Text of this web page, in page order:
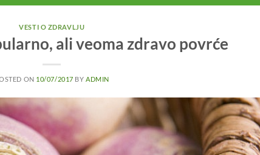
VESTI O ZDRAVLJU
ali veoma zdravo povrće
ON 10/07/2017 BY ADMIN